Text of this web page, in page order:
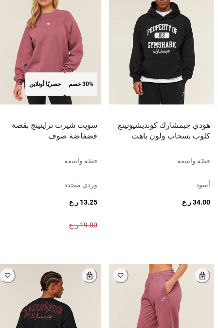
هودي جيمشارك كونديشيونينغ
كلوب بسحاب ولون باهت
قصّة واسعة
أسود
34.00 ر.ع
30% خصم حصريًا أونلاين
سويت شيرت تراينينج بقصة
فضفاضة صوف
قصّة واسعة
وردي متجدد
13.25 ر.ع
19.00 ر.ع